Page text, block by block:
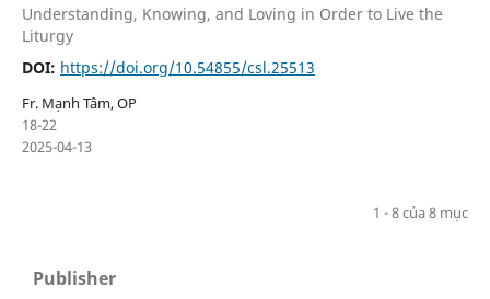
Understanding, Knowing, and Loving in Order to Live the
Liturgy
DOI: https://doi.org/10.54855/csl.25513
Fr. Mạnh Tâm, OP
18-22
2025-04-13
1 - 8 của 8 mục
Publisher